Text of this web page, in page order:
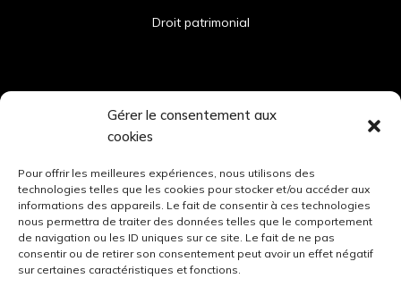
Gérer le consentement aux
cookies
Pour offrir les meilleures expériences, nous utilisons des
technologies telles que les cookies pour stocker et/ou accéder aux
informations des appareils. Le fait de consentir à ces technologies
nous permettra de traiter des données telles que le comportement
de navigation ou les ID uniques sur ce site. Le fait de ne pas
consentir ou de retirer son consentement peut avoir un effet négatif
sur certaines caractéristiques et fonctions.
Droit patrimonial
Contact
sd@sara-dray-avocat.com
Lundi – Vendredi : 9h-12h – 14h-19h
06 77 64 60 83